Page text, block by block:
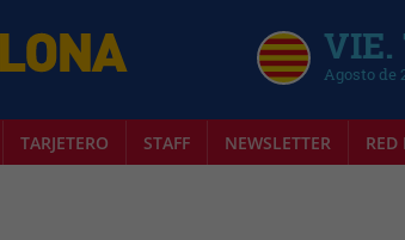
VIE.
Agosto de
TARJETERO STAFF NEWSLETTER